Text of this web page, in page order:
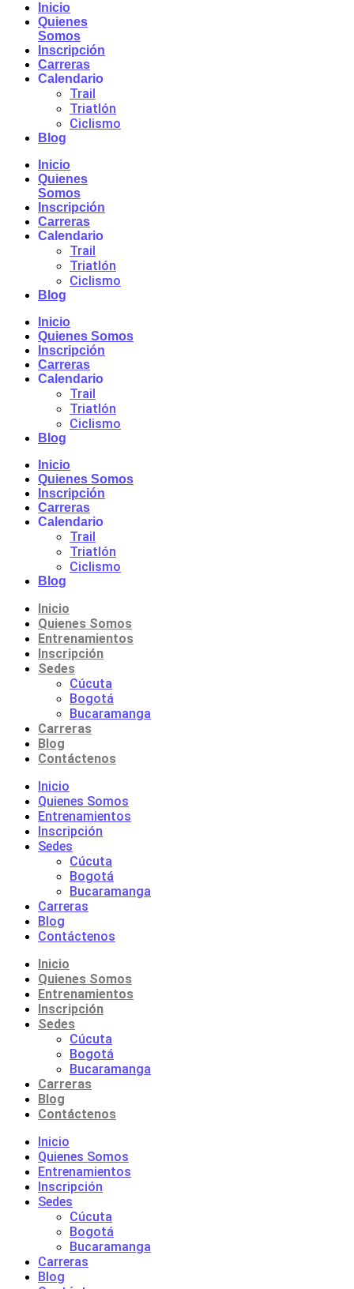
Inicio
Quienes
Somos
Inscripción
Carreras
Calendario
Trail
Triatlón
Ciclismo
Blog
Inicio
Quienes
Somos
Inscripción
Carreras
Calendario
Trail
Triatlón
Ciclismo
Blog
Inicio
Quienes Somos
Inscripción
Carreras
Calendario
Trail
Triatlón
Ciclismo
Blog
Inicio
Quienes Somos
Inscripción
Carreras
Calendario
Trail
Triatlón
Ciclismo
Blog
Inicio
Quienes Somos
Entrenamientos
Inscripción
Sedes
Cúcuta
Bogotá
Bucaramanga
Carreras
Blog
Contáctenos
Inicio
Quienes Somos
Entrenamientos
Inscripción
Sedes
Cúcuta
Bogotá
Bucaramanga
Carreras
Blog
Contáctenos
Inicio
Quienes Somos
Entrenamientos
Inscripción
Sedes
Cúcuta
Bogotá
Bucaramanga
Carreras
Blog
Contáctenos
Inicio
Quienes Somos
Entrenamientos
Inscripción
Sedes
Cúcuta
Bogotá
Bucaramanga
Carreras
Blog